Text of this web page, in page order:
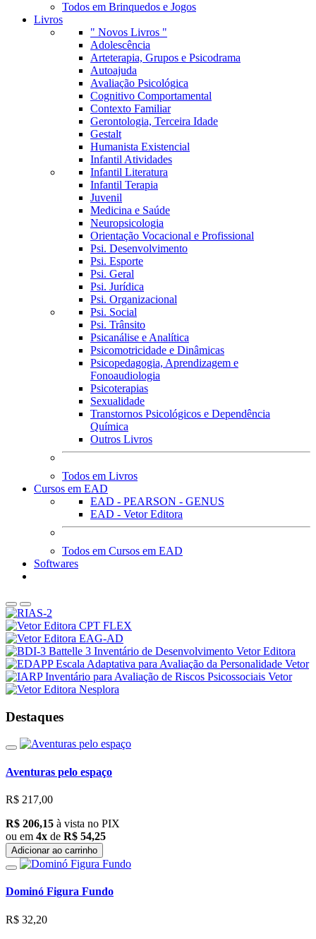
Todos em Brinquedos e Jogos
Livros
" Novos Livros "
Adolescência
Arteterapia, Grupos e Psicodrama
Autoajuda
Avaliação Psicológica
Cognitivo Comportamental
Contexto Familiar
Gerontologia, Terceira Idade
Gestalt
Humanista Existencial
Infantil Atividades
Infantil Literatura
Infantil Terapia
Juvenil
Medicina e Saúde
Neuropsicologia
Orientação Vocacional e Profissional
Psi. Desenvolvimento
Psi. Esporte
Psi. Geral
Psi. Jurídica
Psi. Organizacional
Psi. Social
Psi. Trânsito
Psicanálise e Analítica
Psicomotricidade e Dinâmicas
Psicopedagogia, Aprendizagem e
Fonoaudiologia
Psicoterapias
Sexualidade
Transtornos Psicológicos e Dependência
Química
Outros Livros
Todos em Livros
Cursos em EAD
EAD - PEARSON - GENUS
EAD - Vetor Editora
Todos em Cursos em EAD
Softwares
Destaques
Aventuras pelo espaço
R$ 217,00
R$ 206,15 à vista no PIX
ou em 4x de R$ 54,25
Adicionar ao carrinho
Dominó Figura Fundo
R$ 32,20